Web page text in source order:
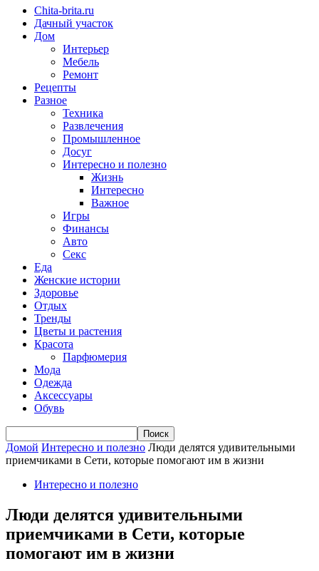
Chita-brita.ru
Дачный участок
Дом
Интерьер
Мебель
Ремонт
Рецепты
Разное
Техника
Развлечения
Промышленное
Досуг
Интересно и полезно
Жизнь
Интересно
Важное
Игры
Финансы
Авто
Секс
Еда
Женские истории
Здоровье
Отдых
Тренды
Цветы и растения
Красота
Парфюмерия
Мода
Одежда
Аксессуары
Обувь
Домой Интересно и полезно Люди делятся удивительными
приемчиками в Сети, которые помогают им в жизни
Интересно и полезно
Люди делятся удивительными
приемчиками в Сети, которые
помогают им в жизни